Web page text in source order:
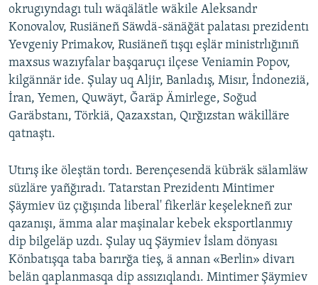
ДИНИ ТОРМЫШ
ПӘРӘВЕЗ
ФӘН-ФӘСМӘТӘН
КИНОХАНӘ
ӘЙДӘ ONLINE
IDEL.РЕАЛИИ
БЕЗГӘ КУШЫЛЫГЫЗ!
okrugıyndagı tulı wäqälätle wäkile Aleksandr
Konovalov, Rusiäneñ Säwdä-sänäğät palatası prezidentı
Yevgeniy Primakov, Rusiäneñ tışqı eşlär ministrlığınıñ
maxsus wazıyfalar başqaruçı ilçese Veniamin Popov,
kilgännär ide. Şulay uq Aljir, Banladış, Misır, İndoneziä,
İran, Yemen, Quwäyt, Ğaräp Ämirlege, Soğud
Garäbstanı, Törkiä, Qazaxstan, Qırğızstan wäkilläre
qatnaştı.
Utırış ike öleştän tordı. Berençesendä kübräk sälamläw
süzläre yañğıradı. Tatarstan Prezidentı Mintimer
Şäymiev üz çığışında liberal' fikerlär keşelekneñ zur
qazanışı, ämma alar maşinalar kebek eksportlanmıy
dip bilgeläp uzdı. Şulay uq Şäymiev İslam dönyası
Könbatışqa taba barırğa tieş, ä annan «Berlin» divarı
belän qaplanmasqa dip assızıqlandı. Mintimer Şäymiev